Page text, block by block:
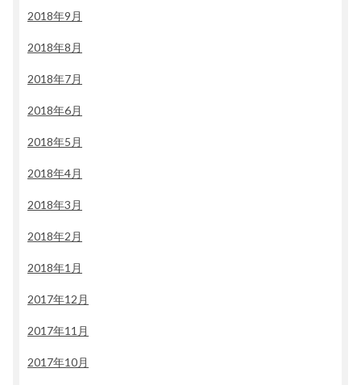
2018年9月
2018年8月
2018年7月
2018年6月
2018年5月
2018年4月
2018年3月
2018年2月
2018年1月
2017年12月
2017年11月
2017年10月